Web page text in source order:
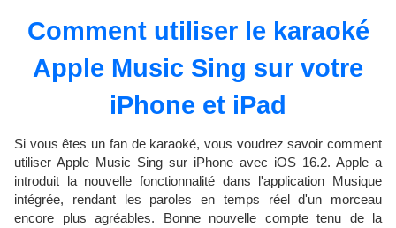
a
i
o
n
Comment utiliser le karaoké
Apple Music Sing sur votre
iPhone et iPad
Si vous êtes un fan de karaoké, vous voudrez savoir comment
utiliser Apple Music Sing sur iPhone avec iOS 16.2. Apple a
introduit la nouvelle fonctionnalité dans l'application Musique
intégrée, rendant les paroles en temps réel d'un morceau
encore plus agréables. Bonne nouvelle compte tenu de la